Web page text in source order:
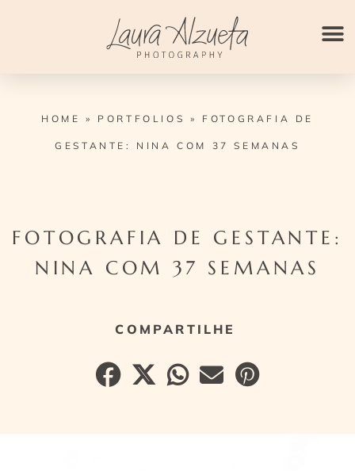
HOME » PORTFOLIOS » FOTOGRAFIA DE
GESTANTE: NINA COM 37 SEMANAS
FOTOGRAFIA DE GESTANTE:
NINA COM 37 SEMANAS